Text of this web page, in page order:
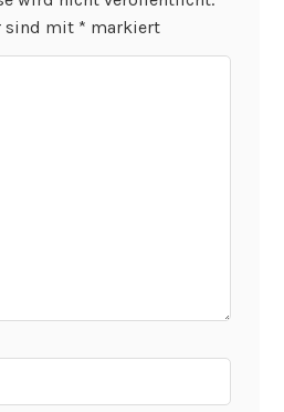
sind mit * markiert